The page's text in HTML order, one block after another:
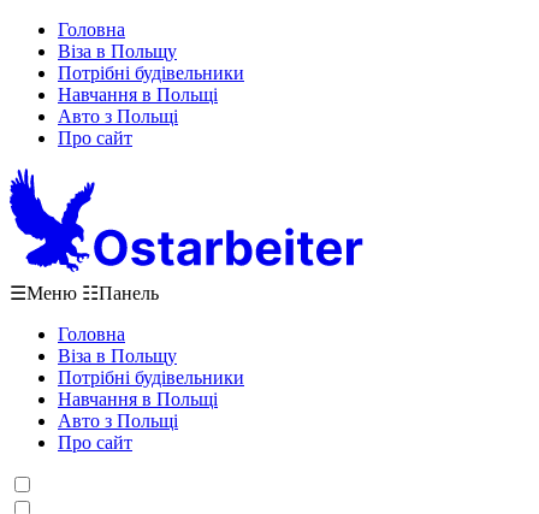
Головна
Віза в Польщу
Потрібні будівельники
Навчання в Польщі
Авто з Польщі
Про сайт
☰Меню ☷Панель
Головна
Віза в Польщу
Потрібні будівельники
Навчання в Польщі
Авто з Польщі
Про сайт